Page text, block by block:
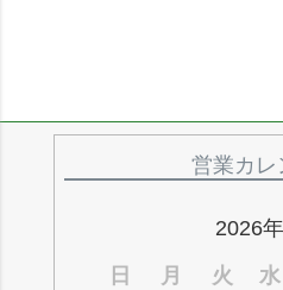
営業カレ
2026
日
月 火 水